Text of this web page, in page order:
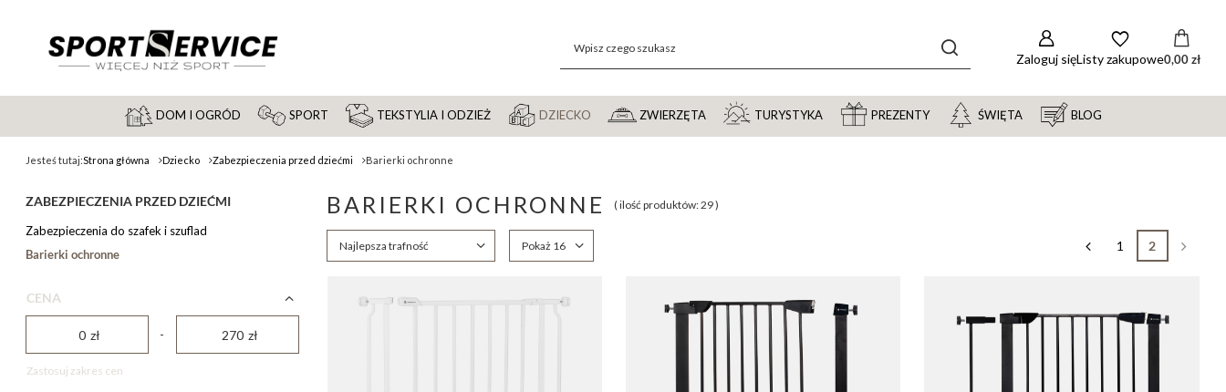
Zaloguj sięListy zakupowe0,00 zł
DOM I OGRÓD SPORT TEKSTYLIA I ODZIEŻ DZIECKO ZWIERZĘTA TURYSTYKA PREZENTY ŚWIĘTA BLOG
Jesteś tutaj:Strona główna Dziecko Zabezpieczenia przed dziećmi Barierki ochronne
ZABEZPIECZENIA PRZED DZIEĆMI
Zabezpieczenia do szafek i szuflad
Barierki ochronne
CENA
zł - zł
Zastosuj zakres cen
BARIERKI OCHRONNE ( ilość produktów:29)
Zmień sortowanie
Najlepsza trafność Zmień ilość wyświetlanych produktów
Pokaż 16 1 2